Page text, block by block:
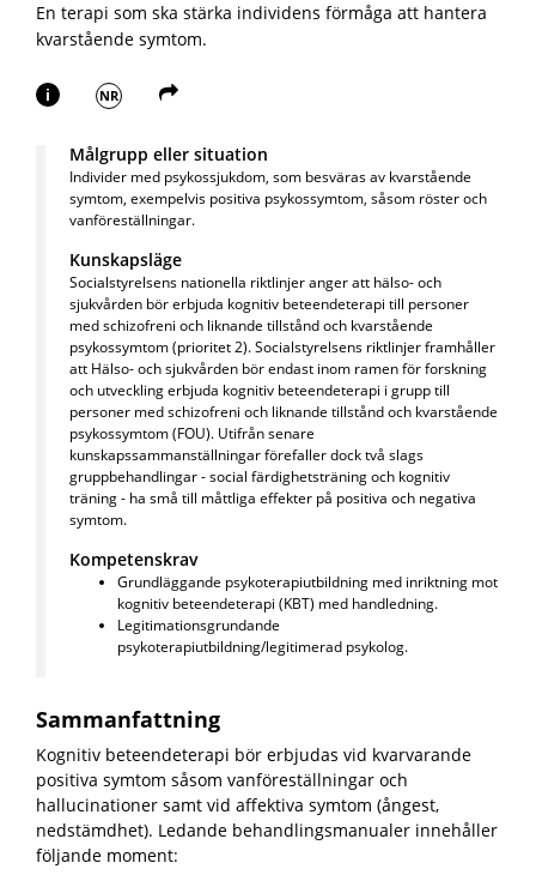
En terapi som ska stärka individens förmåga att hantera
kvarstående symtom.
i NR
Målgrupp eller situation
Individer med psykossjukdom, som besväras av kvarstående
symtom, exempelvis positiva psykossymtom, såsom röster och
vanföreställningar.
Kunskapsläge
Socialstyrelsens nationella riktlinjer anger att hälso- och
sjukvården bör erbjuda kognitiv beteendeterapi till personer
med schizofreni och liknande tillstånd och kvarstående
psykossymtom (prioritet 2). Socialstyrelsens riktlinjer framhåller
att Hälso- och sjukvården bör endast inom ramen för forskning
och utveckling erbjuda kognitiv beteendeterapi i grupp till
personer med schizofreni och liknande tillstånd och kvarstående
psykossymtom (FOU). Utifrån senare
kunskapssammanställningar förefaller dock två slags
gruppbehandlingar - social färdighetsträning och kognitiv
träning - ha små till måttliga effekter på positiva och negativa
symtom.
Kompetenskrav
Grundläggande psykoterapiutbildning med inriktning mot
kognitiv beteendeterapi (KBT) med handledning.
Legitimationsgrundande
psykoterapiutbildning/legitimerad psykolog.
Sammanfattning
Kognitiv beteendeterapi bör erbjudas vid kvarvarande
positiva symtom såsom vanföreställningar och
hallucinationer samt vid affektiva symtom (ångest,
nedstämdhet). Ledande behandlingsmanualer innehåller
följande moment: